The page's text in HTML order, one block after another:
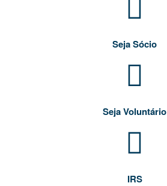
Seja Sócio
Seja Voluntário
IRS